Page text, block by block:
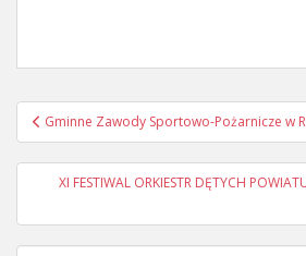
Nawigacja
postu
Gminne Zawody Sportowo-Pożarnicze w
XI FESTIWAL ORKIESTR DĘTYCH